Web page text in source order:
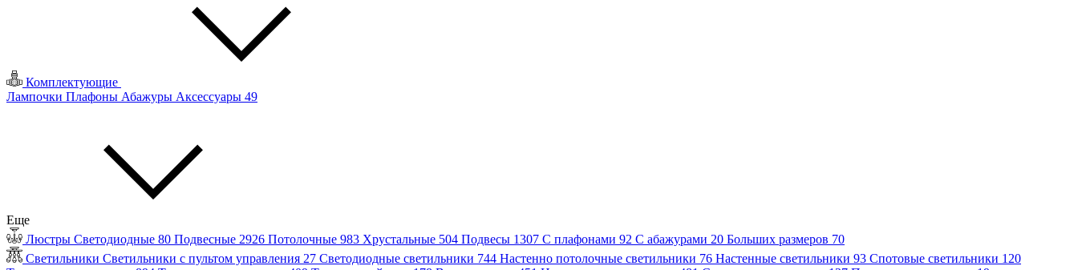
Комплектующие
Лампочки Плафоны Абажуры Аксессуары 49
Еще
Люстры Светодиодные 80 Подвесные 2926 Потолочные 983 Хрустальные 504 Подвесы 1307 С плафонами 92 С абажурами 20 Больших размеров 70
Светильники Светильники с пультом управления 27 Светодиодные светильники 744 Настенно потолочные светильники 76 Настенные светильники 93 Спотовые светильники 120